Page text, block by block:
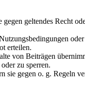
geltendes Recht
erteilen.
von Beiträgen
zu sperren.
sie gegen o. g. Regeln